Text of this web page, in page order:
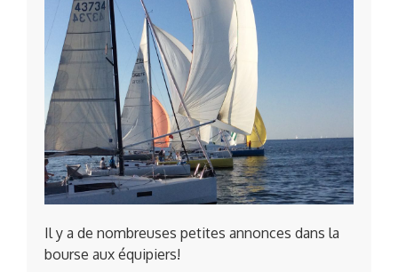
Il y a de nombreuses petites annonces dans la
bourse aux équipiers!